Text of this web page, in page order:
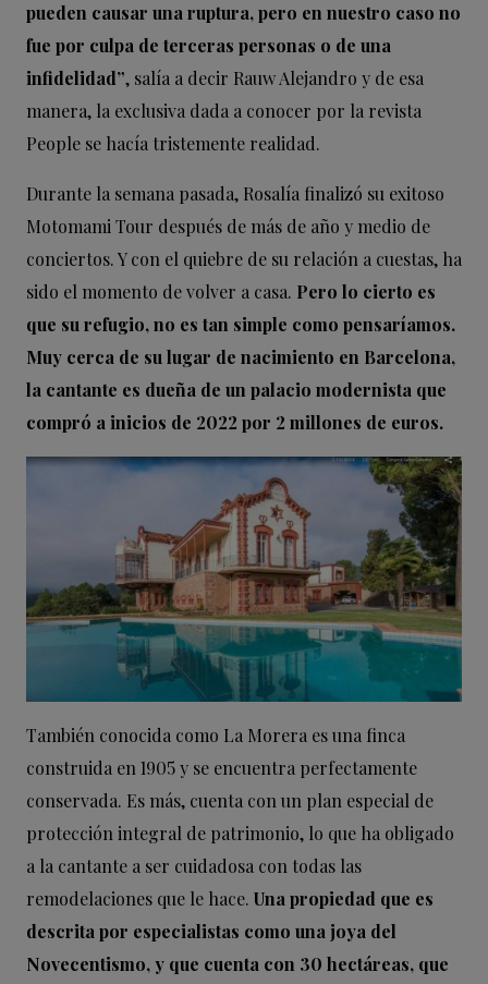
pueden causar una ruptura, pero en nuestro caso no
fue por culpa de terceras personas o de una
infidelidad”, salía a decir Rauw Alejandro y de esa
manera, la exclusiva dada a conocer por la revista
People se hacía tristemente realidad.
Durante la semana pasada, Rosalía finalizó su exitoso
Motomami Tour después de más de año y medio de
conciertos. Y con el quiebre de su relación a cuestas, ha
sido el momento de volver a casa. Pero lo cierto es
que su refugio, no es tan simple como pensaríamos.
Muy cerca de su lugar de nacimiento en Barcelona,
la cantante es dueña de un palacio modernista que
compró a inicios de 2022 por 2 millones de euros.
También conocida como La Morera es una finca
construida en 1905 y se encuentra perfectamente
conservada. Es más, cuenta con un plan especial de
protección integral de patrimonio, lo que ha obligado
a la cantante a ser cuidadosa con todas las
remodelaciones que le hace. Una propiedad que es
descrita por especialistas como una joya del
Novecentismo, y que cuenta con 30 hectáreas, que